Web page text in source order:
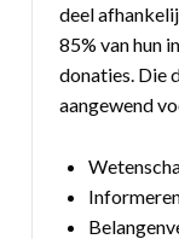
deel
85% van hun
donaties. Die
aangewend